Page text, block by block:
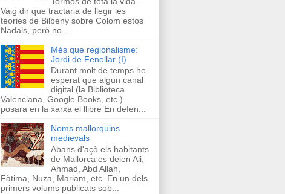
Vaig dir que tractaria de llegir les
teories de Bilbeny sobre Colom estos
Nadals, però no ...
Més que regionalisme:
Jordi de Fenollar (I)
Durant molt de temps he
esperat que algun canal
digital (la Biblioteca
Valenciana, Google Books, etc.)
posara en la xarxa el llibre En defen...
Noms mallorquins
medievals
Abans d'açò els habitants
de Mallorca es deien Ali,
Ahmad, Abd Allah,
Fàtima, Nuza, Mariam, etc. En un dels
primers volums publicats sob...